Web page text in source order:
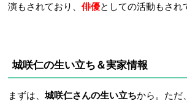
演もされており、 俳優としての活動もされ
城咲仁の生い立ち＆実家情報
まずは、城咲仁さんの生い立ちから。ただ